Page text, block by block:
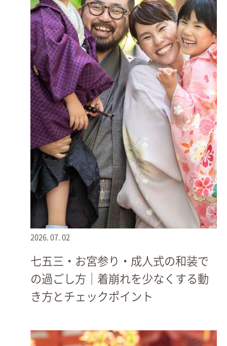
● 楼門（ろうもん）
参拝順路を進むと現れる楼門。
大きな門構えです。
艶やかな朱色の門を背景に◎
2026. 07. 02
七五三・お宮参り・成人式の和装で
の過ごし方｜着崩れを少なくする動
き方とチェックポイント